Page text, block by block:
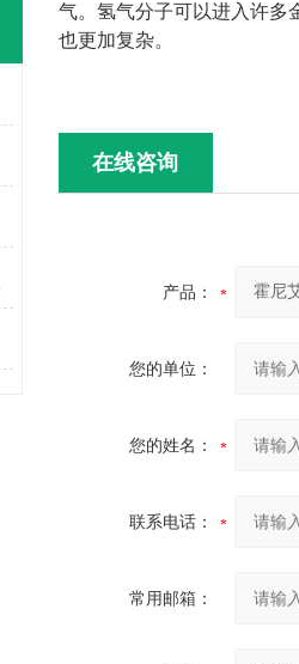
气。氢气分子可以进入许多
也更加复杂。
在线咨询
产品：
您的单位：
您的姓名：
联系电话：
常用邮箱：